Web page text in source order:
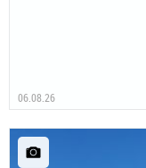
06.08.26